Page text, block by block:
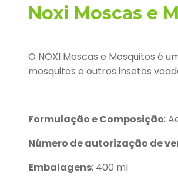
Noxi Moscas e
O NOXI Moscas e Mosquitos é
mosquitos e outros insetos
Formulação e Composição:
Número de autorização de
Embalagens: 400 ml